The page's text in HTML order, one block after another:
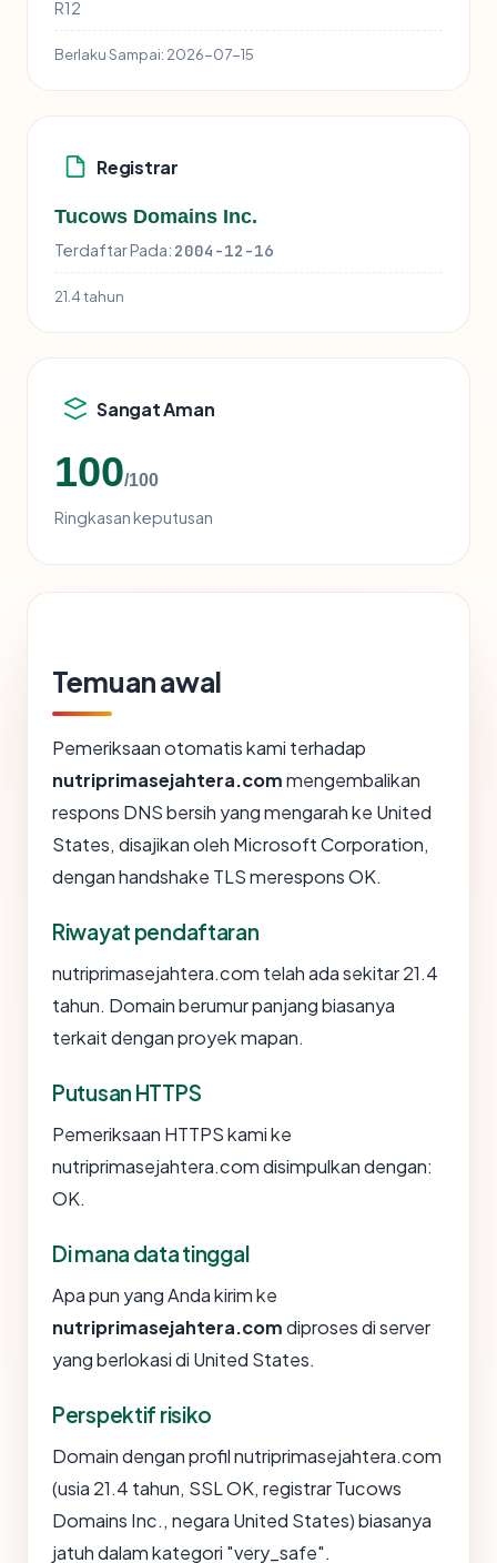
R12
Berlaku Sampai: 2026-07-15
Registrar
Tucows Domains Inc.
Terdaftar Pada: 2004-12-16
21.4 tahun
Sangat Aman
100/100
Ringkasan keputusan
Temuan awal
Pemeriksaan otomatis kami terhadap
nutriprimasejahtera.commengembalikan
respons DNS bersih yang mengarah ke United
States, disajikan oleh Microsoft Corporation,
dengan handshake TLS merespons OK.
Riwayat pendaftaran
nutriprimasejahtera.com telah ada sekitar 21.4
tahun. Domain berumur panjang biasanya
terkait dengan proyek mapan.
Putusan HTTPS
Pemeriksaan HTTPS kami ke
nutriprimasejahtera.com disimpulkan dengan:
OK.
Di mana data tinggal
Apa pun yang Anda kirim ke
nutriprimasejahtera.comdiproses di server
yang berlokasi di United States.
Perspektif risiko
Domain dengan profil nutriprimasejahtera.com
(usia 21.4 tahun, SSL OK, registrar Tucows
Domains Inc., negara United States) biasanya
jatuh dalam kategori "very_safe".